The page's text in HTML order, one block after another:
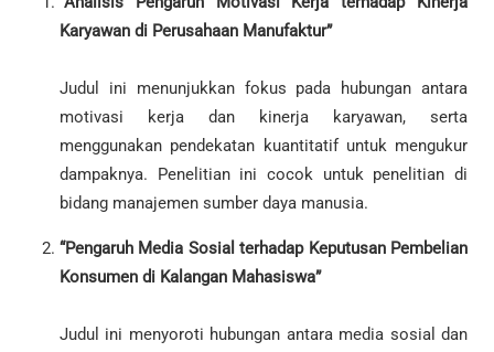
Karyawan di Perusahaan Manufaktur”
Judul ini menunjukkan fokus pada hubungan antara
motivasi kerja dan kinerja karyawan, serta
menggunakan pendekatan kuantitatif untuk mengukur
dampaknya. Penelitian ini cocok untuk penelitian di
bidang manajemen sumber daya manusia.
“Pengaruh Media Sosial terhadap Keputusan Pembelian
Konsumen di Kalangan Mahasiswa”
Judul ini menyoroti hubungan antara media sosial dan